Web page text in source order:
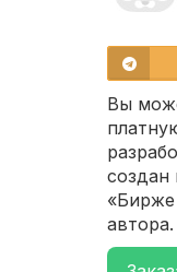
Вы
создан
«Бирже
автора.